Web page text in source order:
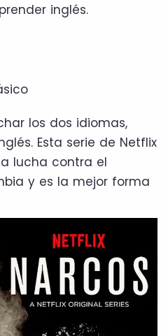
inglés.
los dos idiomas,
Esta serie de Netflix
lucha contra el
y es la mejor forma